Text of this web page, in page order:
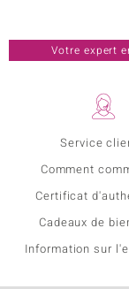
Service
Comment
Certificat
Cadeaux de
Information sur
Votre expert